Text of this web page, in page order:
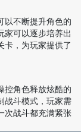
以不断提升角色的
家可以逐步培养出
卡，为玩家提供了
控角色释放炫酷的
战斗模式，玩家需
次战斗都充满紧张